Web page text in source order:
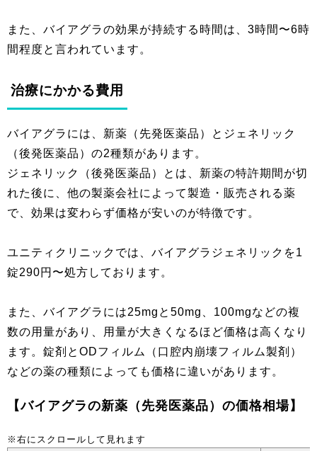
また、バイアグラの効果が持続する時間は、3時間〜6時
間程度と言われています。
治療にかかる費用
バイアグラには、新薬（先発医薬品）とジェネリック
（後発医薬品）の2種類があります。
ジェネリック（後発医薬品）とは、新薬の特許期間が切
れた後に、他の製薬会社によって製造・販売される薬
で、効果は変わらず価格が安いのが特徴です。
ユニティクリニックでは、バイアグラジェネリックを1
錠290円〜処方しております。
また、バイアグラには25mgと50mg、100mgなどの複
数の用量があり、用量が大きくなるほど価格は高くなり
ます。錠剤とODフィルム（口腔内崩壊フィルム製剤）
などの薬の種類によっても価格に違いがあります。
【バイアグラの新薬（先発医薬品）の価格相場】